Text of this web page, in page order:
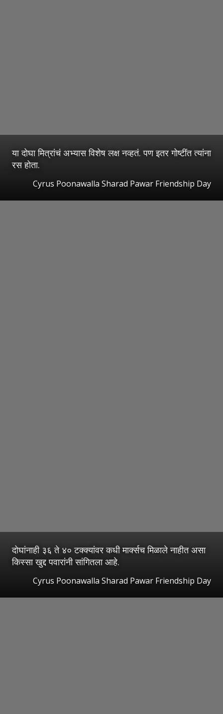
या दोघा मित्रांचं अभ्यास विशेष लक्ष नव्हतं. पण इतर गोष्टींत त्यांना
रस होता.
Cyrus Poonawalla Sharad Pawar Friendship Day
दोघांनाही ३६ ते ४० टक्क्यांवर कधी मार्क्सच मिळाले नाहीत असा
किस्सा खुद्द पवारांनी सांगितला आहे.
Cyrus Poonawalla Sharad Pawar Friendship Day